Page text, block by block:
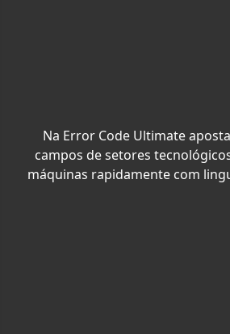
Na Error Code Ultimate
campos de setores
máquinas rapidamente com